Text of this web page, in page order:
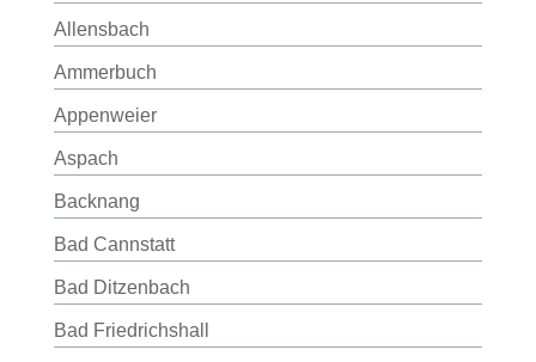
Allensbach
Ammerbuch
Appenweier
Aspach
Backnang
Bad Cannstatt
Bad Ditzenbach
Bad Friedrichshall